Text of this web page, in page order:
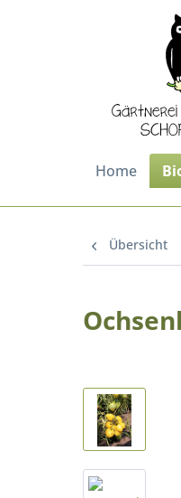
Home
Übersicht